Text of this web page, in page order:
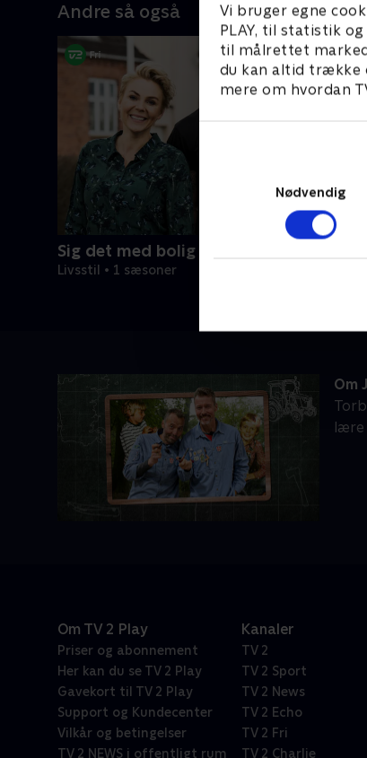
Vi bruger egne
PLAY, til statistik
til målrettet
du kan altid trække
mere om hvordan
Nødvendig
Andre så også
Sig det med bolig
Livsstil • 1 sæsoner
Om
Om TV 2 Play
Priser og abonnement
Her kan du se TV 2 Play
Gavekort til TV 2 Play
Support og Kundecenter
Vilkår og betingelser
TV 2 NEWS i offentligt rum
Kanaler
TV 2
TV 2 Sport
TV 2 News
TV 2 Echo
TV 2 Fri
TV 2 Charlie